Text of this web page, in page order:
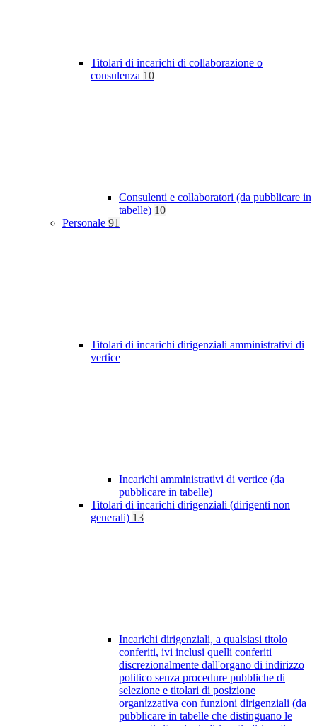
Titolari di incarichi di collaborazione o
consulenza 10
Consulenti e collaboratori (da pubblicare in
tabelle) 10
Personale 91
Titolari di incarichi dirigenziali amministrativi di
vertice
Incarichi amministrativi di vertice (da
pubblicare in tabelle)
Titolari di incarichi dirigenziali (dirigenti non
generali) 13
Incarichi dirigenziali, a qualsiasi titolo
conferiti, ivi inclusi quelli conferiti
discrezionalmente dall'organo di indirizzo
politico senza procedure pubbliche di
selezione e titolari di posizione
organizzativa con funzioni dirigenziali (da
pubblicare in tabelle che distinguano le